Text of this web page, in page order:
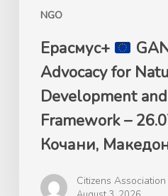
NGO
26.07-
01.08.2026
Кочани,
Македонија
Ерасмус+
Advocacy for
Development
Framework –
Кочани,
Citizens